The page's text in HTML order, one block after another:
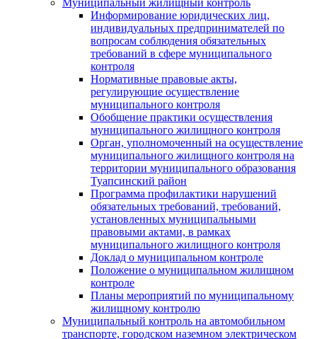
Муниципальный жилищный контроль
Информирование юридических лиц,
индивидуальных предпринимателей по
вопросам соблюдения обязательных
требований в сфере муниципального
контроля
Нормативные правовые акты,
регулирующие осуществление
муниципального контроля
Обобщение практики осуществления
муниципального жилищного контроля
Орган, уполномоченный на осуществление
муниципального жилищного контроля на
территории муниципального образования
Туапсинский район
Программа профилактики нарушений
обязательных требований, требований,
установленных муниципальными
правовыми актами, в рамках
муниципального жилищного контроля
Доклад о муниципальном контроле
Положение о муниципальном жилищном
контроле
Планы мероприятий по муниципальному
жилищному контролю
Муниципальный контроль на автомобильном
транспорте, городском наземном электрическом